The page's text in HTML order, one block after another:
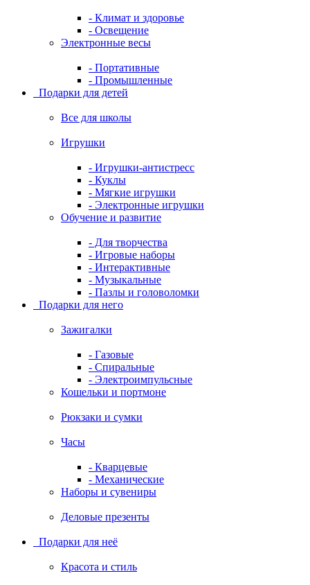
- Климат и здоровье
- Освещение
Электронные весы
- Портативные
- Промышленные
Подарки для детей
Все для школы
Игрушки
- Игрушки-антистресс
- Куклы
- Мягкие игрушки
- Электронные игрушки
Обучение и развитие
- Для творчества
- Игровые наборы
- Интерактивные
- Музыкальные
- Пазлы и головоломки
Подарки для него
Зажигалки
- Газовые
- Спиральные
- Электроимпульсные
Кошельки и портмоне
Рюкзаки и сумки
Часы
- Кварцевые
- Механические
Наборы и сувениры
Деловые презенты
Подарки для неё
Красота и стиль